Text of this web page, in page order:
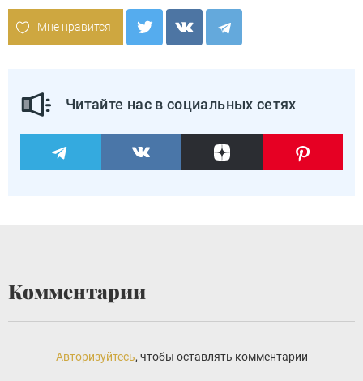
Мне нравится
Читайте нас в социальных сетях
Комментарии
Авторизуйтесь, чтобы оставлять комментарии